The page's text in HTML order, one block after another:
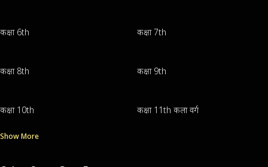
कक्षा 6th कक्षा 7th
कक्षा 8th कक्षा 9th
कक्षा 10th कक्षा 11th कला वर्ग
Show More